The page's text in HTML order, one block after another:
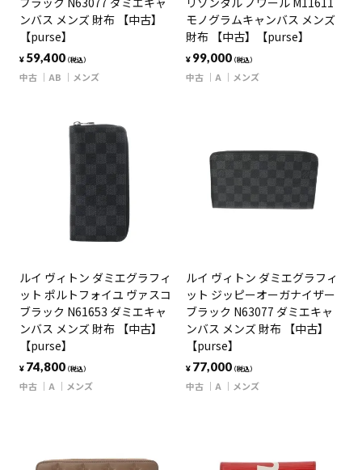
ンバス メンズ 財布 【中古】
【purse】
¥ 59,400（税込）
中古 AB メンズ
モノグラムキャンバス メンズ
財布 【中古】【purse】
¥ 99,000（税込）
中古 A メンズ
ルイ ヴィトン ダミエグラフィ
ット ポルトフォイユ ヴァスコ
ブラック N61653 ダミエキャ
ンバス メンズ 財布 【中古】
【purse】
¥ 74,800（税込）
中古 A メンズ
ルイ ヴィトン ダミエグラフィ
ット ジッピーオーガナイザー
ブラック N63077 ダミエキャ
ンバス メンズ 財布 【中古】
【purse】
¥ 77,000（税込）
中古 A メンズ